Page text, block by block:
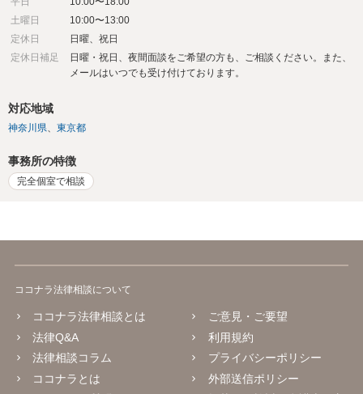
土曜日
10:00〜13:00
定休日
日曜、祝日
定休日補足
日曜・祝日、夜間面談をご希望の方も、ご相談ください。また、
メールはいつでも受け付けております。
対応地域
神奈川県 東京都
事務所の特徴
完全個室で相談
ココナラ法律相談について
ココナラ法律相談とは
法律Q&A
法律相談コラム
ココナラとは
ご意見・ご要望
利用規約
プライバシーポリシー
外部送信ポリシー